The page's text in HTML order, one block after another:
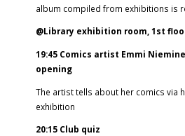
album compiled from exhibitions is
@Library exhibition room, 1st
19:45 Comics artist Emmi
opening
The artist tells about her comics via
exhibition
20:15 Club quiz